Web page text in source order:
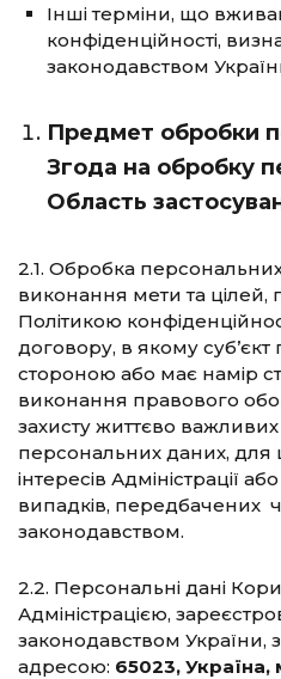
Інші терміни, що
конфіденційності,
законодавством
Предмет обробки
Згода на обробку
Область
2.1. Обробка
виконання мети та цілей,
Політикою
договору, в якому
стороною або має намір
виконання правового
захисту життєво важливих
персональних даних, для
інтересів Адміністрації
випадків, передбачених
законодавством.
2.2. Персональні дані
Адміністрацією,
законодавством України,
адресою: 65023, Україна,